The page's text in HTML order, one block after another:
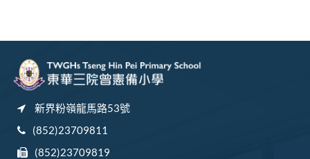
新界粉嶺龍馬路53號
(852)23709811
(852)23709819